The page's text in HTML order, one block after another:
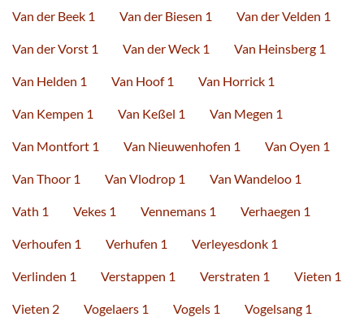
Van der Beek 1 Van der Biesen 1 Van der Velden 1
Van der Vorst 1 Van der Weck 1 Van Heinsberg 1
Van Helden 1 Van Hoof 1 Van Horrick 1
Van Kempen 1 Van Keßel 1 Van Megen 1
Van Montfort 1 Van Nieuwenhofen 1 Van Oyen 1
Van Thoor 1 Van Vlodrop 1 Van Wandeloo 1
Vath 1 Vekes 1 Vennemans 1 Verhaegen 1
Verhoufen 1 Verhufen 1 Verleyesdonk 1
Verlinden 1 Verstappen 1 Verstraten 1 Vieten 1
Vieten 2 Vogelaers 1 Vogels 1 Vogelsang 1